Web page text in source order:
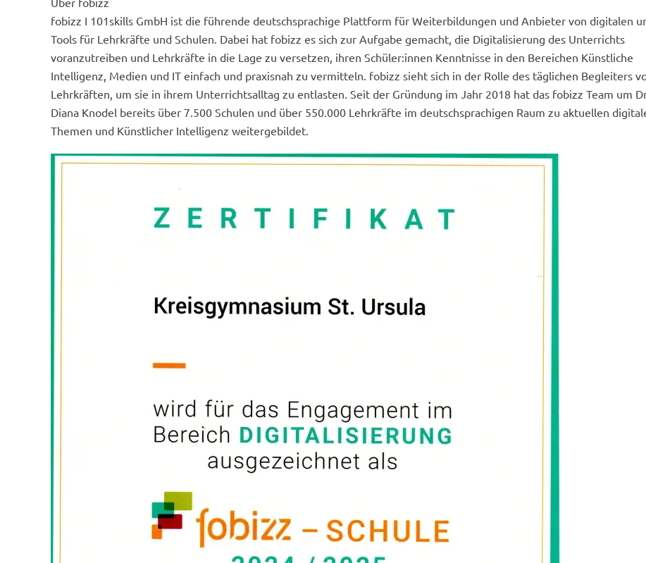
fobizz I 101skills GmbH ist die führende deutschsprachige Plattform für Weiterbildungen und Anbieter von digitalen
Tools für Lehrkräfte und Schulen. Dabei hat fobizz es sich zur Aufgabe gemacht, die Digitalisierung des Unterrichts
voranzutreiben und Lehrkräfte in die Lage zu versetzen, ihren Schüler:innen Kenntnisse in den Bereichen Künstliche
Intelligenz, Medien und IT einfach und praxisnah zu vermitteln. fobizz sieht sich in der Rolle des täglichen Begleiters
Lehrkräften, um sie in ihrem Unterrichtsalltag zu entlasten. Seit der Gründung im Jahr 2018 hat das fobizz Team um
Diana Knodel bereits über 7.500 Schulen und über 550.000 Lehrkräfte im deutschsprachigen Raum zu aktuellen
Themen und Künstlicher Intelligenz weitergebildet.